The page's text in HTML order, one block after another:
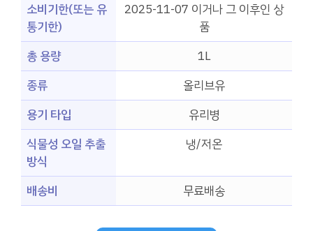
소비기한(또는 유
통기한)
2025-11-07 이거나 그 이후인 상
품
총 용량
1L
종류
올리브유
용기 타입
유리병
식물성 오일 추출
방식
냉/저온
배송비 무료배송